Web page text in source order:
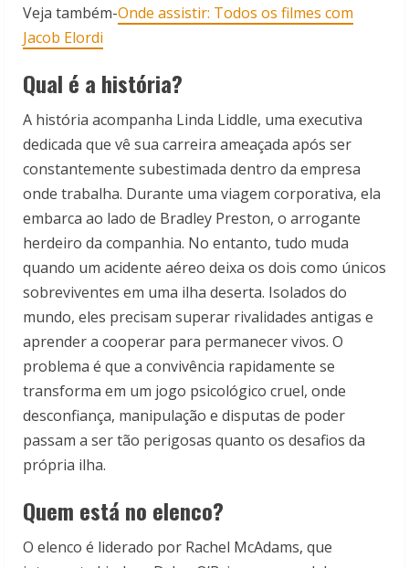
Veja também-Onde assistir: Todos os filmes com
Jacob Elordi
Qual é a história?
A história acompanha Linda Liddle, uma executiva
dedicada que vê sua carreira ameaçada após ser
constantemente subestimada dentro da empresa
onde trabalha. Durante uma viagem corporativa, ela
embarca ao lado de Bradley Preston, o arrogante
herdeiro da companhia. No entanto, tudo muda
quando um acidente aéreo deixa os dois como únicos
sobreviventes em uma ilha deserta. Isolados do
mundo, eles precisam superar rivalidades antigas e
aprender a cooperar para permanecer vivos. O
problema é que a convivência rapidamente se
transforma em um jogo psicológico cruel, onde
desconfiança, manipulação e disputas de poder
passam a ser tão perigosas quanto os desafios da
própria ilha.
Quem está no elenco?
O elenco é liderado por Rachel McAdams, que